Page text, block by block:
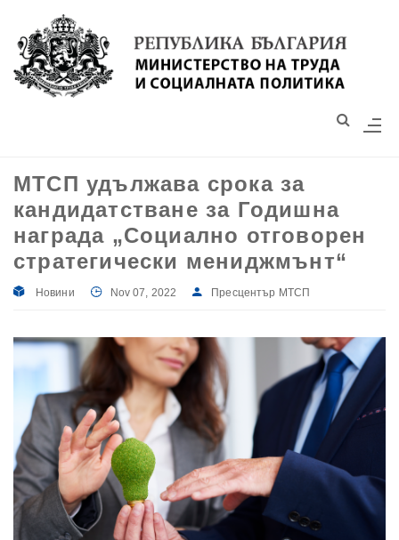
Моля,
обърнете
със
система
МТСП удължава срока за
кандидатстване за Годишна
награда „Социално отговорен
стратегически мениджмънт“
Новини Nov 07, 2022 Пресцентър МТСП